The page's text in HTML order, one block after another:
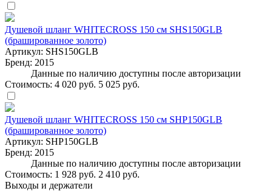
Душевой шланг WHITECROSS 150 см SHS150GLB
(брашированное золото)
Артикул: SHS150GLB
Бренд: 2015
Данные по наличию доступны после авторизации
Стоимость: 4 020 руб. 5 025 руб.
Душевой шланг WHITECROSS 150 см SHP150GLB
(брашированное золото)
Артикул: SHP150GLB
Бренд: 2015
Данные по наличию доступны после авторизации
Стоимость: 1 928 руб. 2 410 руб.
Выходы и держатели